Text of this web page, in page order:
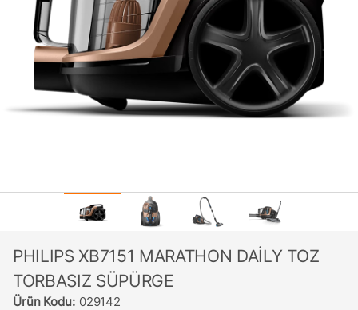
PHILIPS XB7151 MARATHON DAİLY TOZ
TORBASIZ SÜPÜRGE
Ürün Kodu: 029142